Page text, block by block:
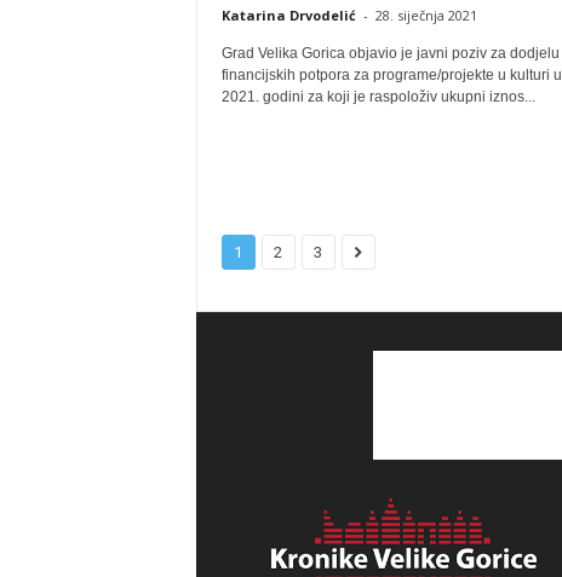
Katarina Drvodelić - 28. siječnja 2021
Grad Velika Gorica objavio je javni poziv za dodjelu
financijskih potpora za programe/projekte u kulturi u
2021. godini za koji je raspoloživ ukupni iznos...
1 2 3